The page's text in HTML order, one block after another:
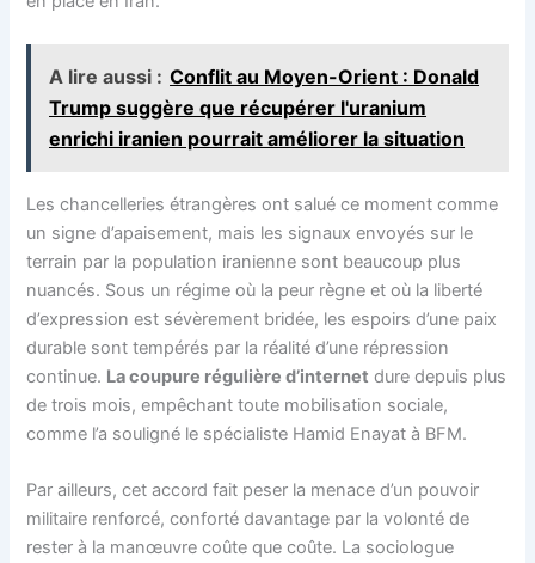
A lire aussi : Conflit au Moyen-Orient : Donald
Trump suggère que récupérer l'uranium
enrichi iranien pourrait améliorer la situation
Les chancelleries étrangères ont salué ce moment comme
un signe d’apaisement, mais les signaux envoyés sur le
terrain par la population iranienne sont beaucoup plus
nuancés. Sous un régime où la peur règne et où la liberté
d’expression est sévèrement bridée, les espoirs d’une paix
durable sont tempérés par la réalité d’une répression
continue. La coupure régulière d’internet dure depuis plus
de trois mois, empêchant toute mobilisation sociale,
comme l’a souligné le spécialiste Hamid Enayat à BFM.
Par ailleurs, cet accord fait peser la menace d’un pouvoir
militaire renforcé, conforté davantage par la volonté de
rester à la manœuvre coûte que coûte. La sociologue